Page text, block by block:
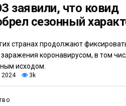
заявили, что ковид
сезонный
странах продолжают
заражения коронавирусом, в том
исходом.
2024 3k